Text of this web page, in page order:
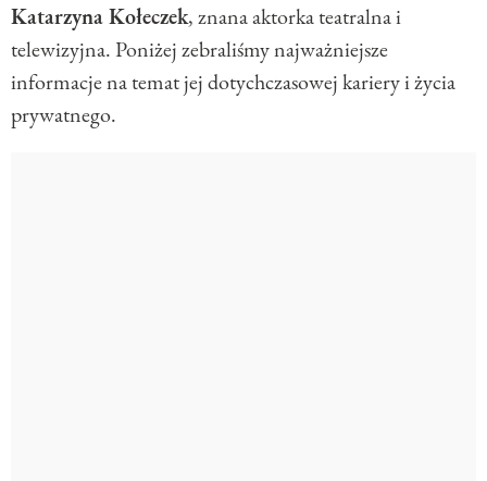
Katarzyna Kołeczek, znana aktorka teatralna i
telewizyjna. Poniżej zebraliśmy najważniejsze
informacje na temat jej dotychczasowej kariery i życia
prywatnego.